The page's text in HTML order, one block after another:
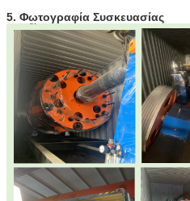
5. Φωτογραφία Συσκευασίας